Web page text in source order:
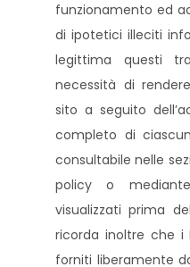
funzionamento ed
di ipotetici illeciti
legittima questi
necessità di
sito a seguito
completo di
consultabile nelle
policy o
visualizzati prima
ricorda inoltre che i
forniti liberamente